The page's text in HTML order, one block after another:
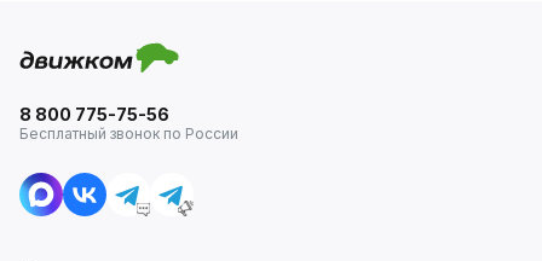
8 800 775-75-56
Бесплатный звонок по России